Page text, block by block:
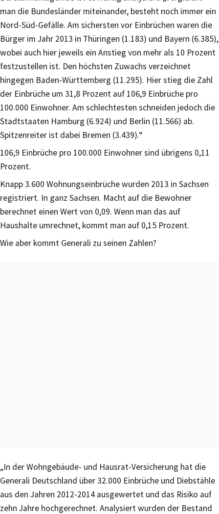
man die Bundesländer miteinander, besteht noch immer ein
Nord-Süd-Gefälle. Am sichersten vor Einbrüchen waren die
Bürger im Jahr 2013 in Thüringen (1.183) und Bayern (6.385),
wobei auch hier jeweils ein Anstieg von mehr als 10 Prozent
festzustellen ist. Den höchsten Zuwachs verzeichnet
hingegen Baden-Württemberg (11.295). Hier stieg die Zahl
der Einbrüche um 31,8 Prozent auf 106,9 Einbrüche pro
100.000 Einwohner. Am schlechtesten schneiden jedoch die
Stadtstaaten Hamburg (6.924) und Berlin (11.566) ab.
Spitzenreiter ist dabei Bremen (3.439).“
106,9 Einbrüche pro 100.000 Einwohner sind übrigens 0,11
Prozent.
Knapp 3.600 Wohnungseinbrüche wurden 2013 in Sachsen
registriert. In ganz Sachsen. Macht auf die Bewohner
berechnet einen Wert von 0,09. Wenn man das auf
Haushalte umrechnet, kommt man auf 0,15 Prozent.
Wie aber kommt Generali zu seinen Zahlen?
„In der Wohngebäude- und Hausrat-Versicherung hat die
Generali Deutschland über 32.000 Einbrüche und Diebstähle
aus den Jahren 2012-2014 ausgewertet und das Risiko auf
zehn Jahre hochgerechnet. Analysiert wurden der Bestand